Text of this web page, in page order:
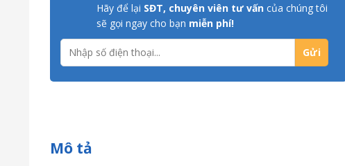
Hãy để lại SĐT, chuyên viên tư vấn của chúng tôi
sẽ gọi ngay cho bạn miễn phí!
Mô tả